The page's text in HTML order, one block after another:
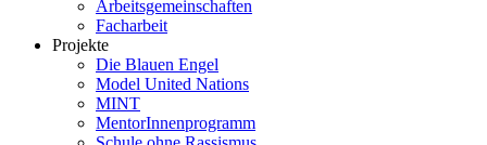
Arbeitsgemeinschaften
Facharbeit
Projekte
Die Blauen Engel
Model United Nations
MINT
MentorInnenprogramm